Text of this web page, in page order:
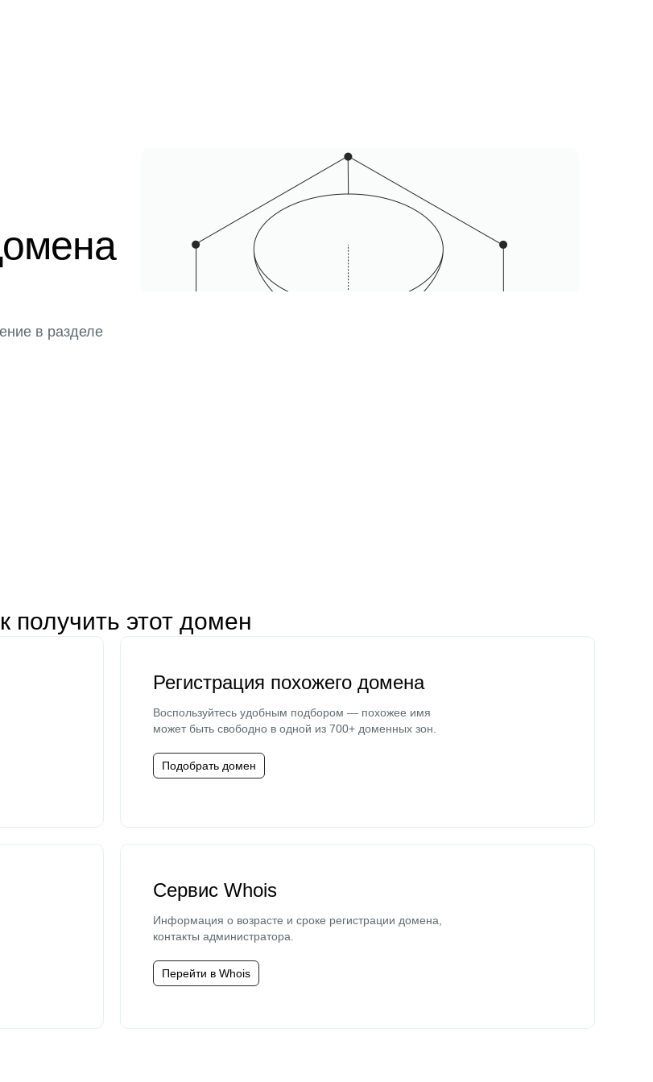
в разделе
получить этот домен
Регистрация похожего домена
Воспользуйтесь удобным подбором — похожее имя
может быть свободно в одной из 700+ доменных зон.
Подобрать домен
Сервис Whois
Информация о возрасте и сроке регистрации домена,
контакты администратора.
Перейти в Whois